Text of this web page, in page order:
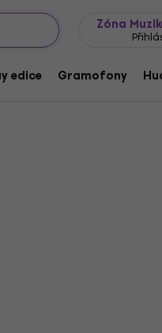
Zóna
edice Gramofony